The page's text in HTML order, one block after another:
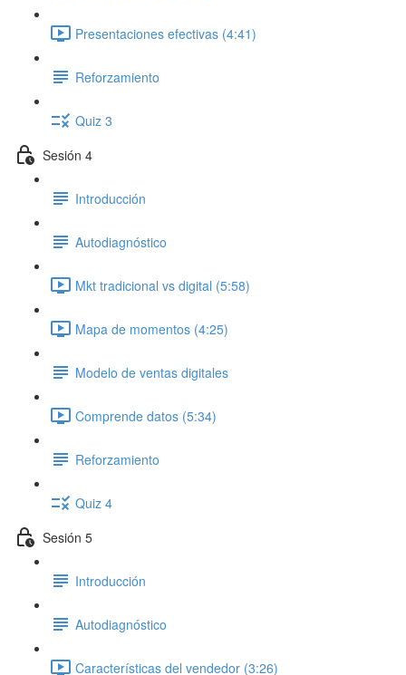
Presentaciones efectivas (4:41)
Reforzamiento
Quiz 3
Sesión 4
Introducción
Autodiagnóstico
Mkt tradicional vs digital (5:58)
Mapa de momentos (4:25)
Modelo de ventas digitales
Comprende datos (5:34)
Reforzamiento
Quiz 4
Sesión 5
Introducción
Autodiagnóstico
Características del vendedor (3:26)